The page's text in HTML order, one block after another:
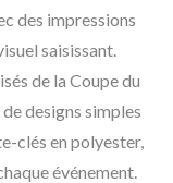
des impressions
saisissant.
de la Coupe du
designs simples
clés en polyester,
événement.